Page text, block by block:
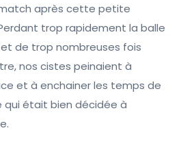
après cette petite
trop rapidement la balle
de trop nombreuses fois
nos cistes peinaient à
et à enchainer les temps de
qui était bien décidée à